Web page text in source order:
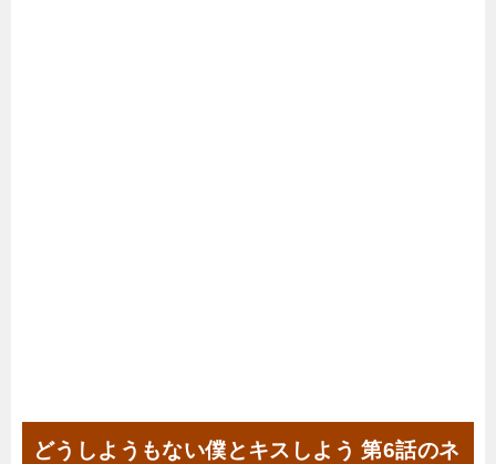
どうしようもない僕とキスしよう 第6話のネ